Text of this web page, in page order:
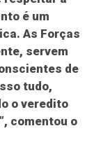
é um
As Forças
servem
de
tudo,
o veredito
comentou o